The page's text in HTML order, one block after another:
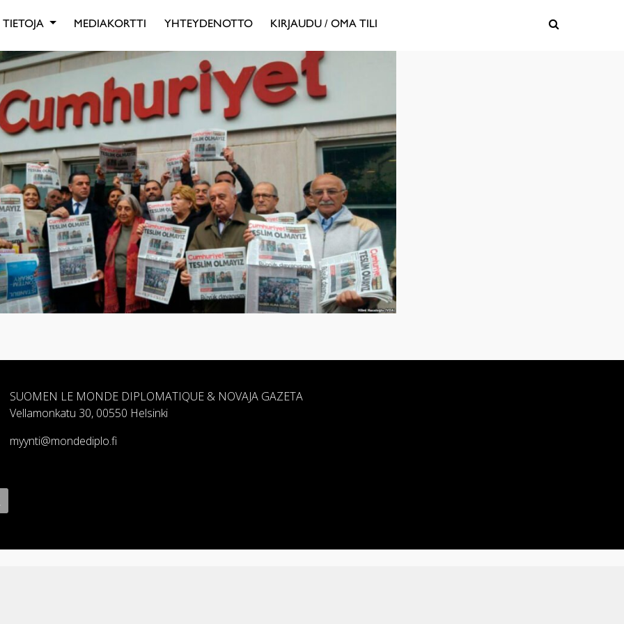
TIETOJA MEDIAKORTTI YHTEYDENOTTO KIRJAUDU / OMA TILI
SUOMEN LE MONDE DIPLOMATIQUE & NOVAJA GAZETA
Vellamonkatu 30, 00550 Helsinki
myynti@mondediplo.fi